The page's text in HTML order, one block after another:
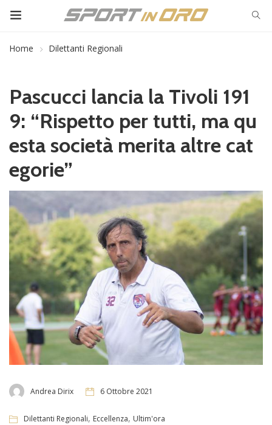
Home Dilettanti Regionali
Pascucci lancia la Tivoli 191
9: “Rispetto per tutti, ma qu
esta società merita altre cat
egorie”
Andrea Dirix 6 Ottobre 2021
Dilettanti Regionali, Eccellenza, Ultim'ora